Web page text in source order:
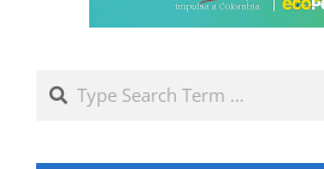
Search